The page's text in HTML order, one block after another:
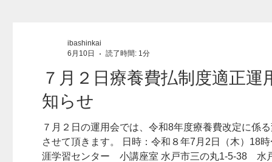
７月２日療養費払制度適正
知らせ
７月２日の運用会では、令和8年度療養費改定に係
させて頂きます。 日時：令和８年7月2日（木）18
涯学習センター 小講座室 水戸市三の丸1-5-38 水
ibashinkai
6月10日
読了時間: 1分